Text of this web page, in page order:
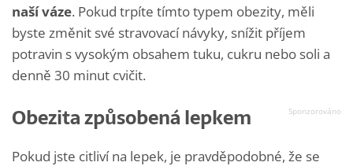
naší váze. Pokud trpíte tímto typem obezity, měli
byste změnit své stravovací návyky, snížit příjem
potravin s vysokým obsahem tuku, cukru nebo soli a
denně 30 minut cvičit.
Obezita způsobená lepkem
Pokud jste citliví na lepek, je pravděpodobné, že se